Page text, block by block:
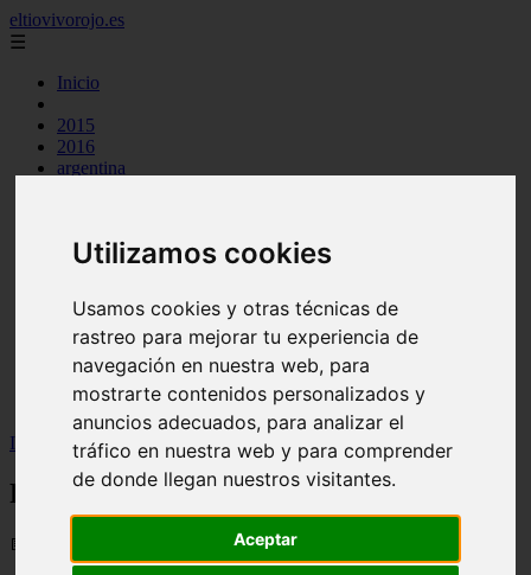
Utilizamos cookies
Usamos cookies y otras técnicas de
rastreo para mejorar tu experiencia de
navegación en nuestra web, para
mostrarte contenidos personalizados y
anuncios adecuados, para analizar el
tráfico en nuestra web y para comprender
de donde llegan nuestros visitantes.
Aceptar
eltiovivorojo.es
☰
Inicio
2015
2016
argentina
huevos
postres
producto
reposteria
venezuela
verduras
Inicio
recetas Receta Ceviche de Pirarucú
Receta Ceviche de Pirarucú
📅 14/05/2025